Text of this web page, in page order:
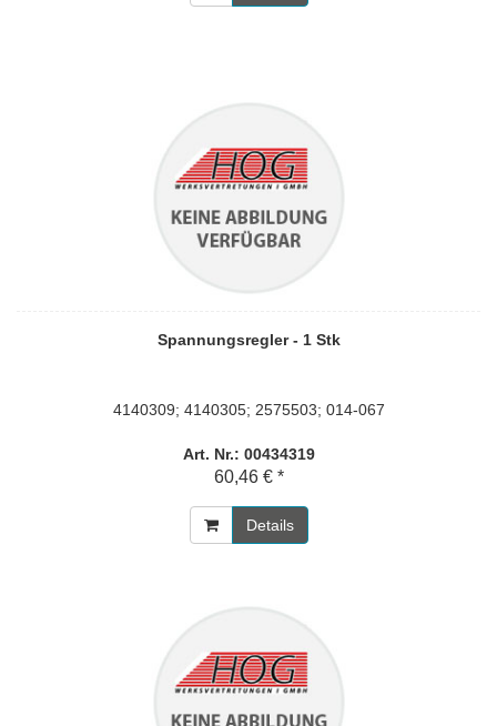
Spannungsregler - 1 Stk
4140309; 4140305; 2575503; 014-067
Art. Nr.: 00434319
60,46 € *
Details